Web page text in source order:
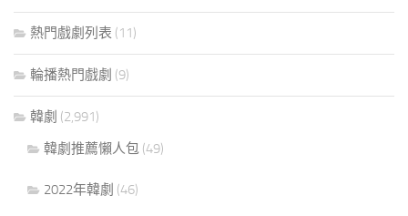
熱門戲劇列表 (11)
輪播熱門戲劇 (9)
韓劇 (2,991)
韓劇推薦懶人包 (49)
2022年韓劇 (46)